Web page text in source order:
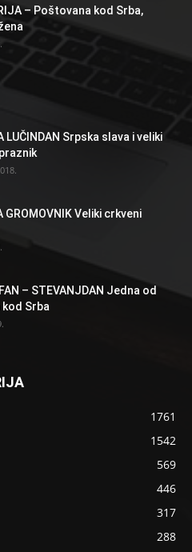
– Poštovana kod Srba,
LUČINDAN Srpska slava i veliki
GROMOVNIK Veliki crkveni
– STEVANJDAN Jedna od
kod Srba
1761
1542
569
446
317
288